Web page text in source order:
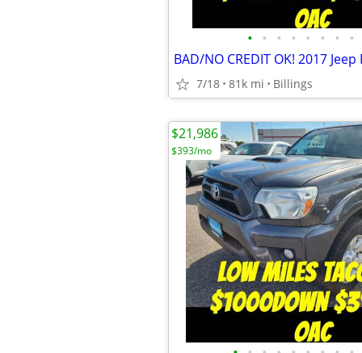
• • • • • • • •
7/18 81k mi Billings
$21,986
$393/mo